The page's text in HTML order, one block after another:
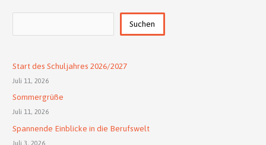
Suchen
Start des Schuljahres 2026/2027
Juli 11, 2026
Sommergrüße
Juli 11, 2026
Spannende Einblicke in die Berufswelt
Juli 3, 2026